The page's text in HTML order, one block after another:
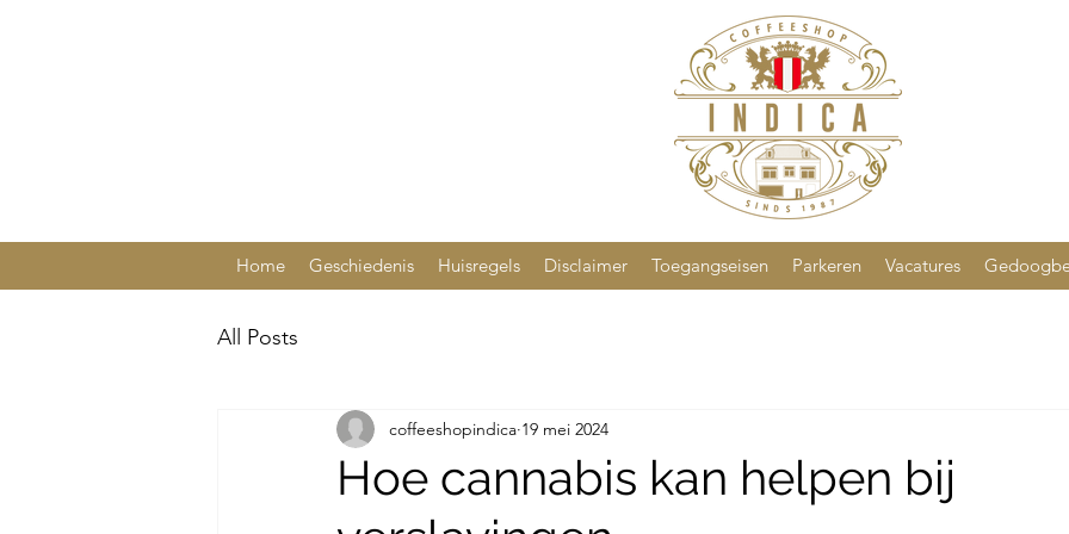
Home Geschiedenis Huisregels Disclaimer Toegangseisen Parkeren Vacatures
All Posts
Hoe cannabis kan helpen bij
coffeeshopindica 19 mei 2024